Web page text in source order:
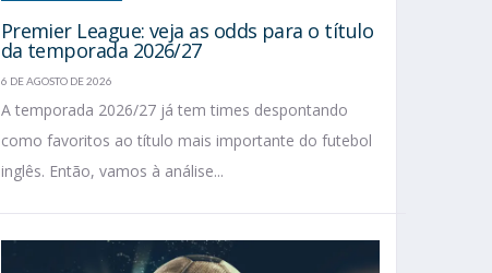
Premier League: veja as odds para o título
da temporada 2026/27
6 DE AGOSTO DE 2026
A temporada 2026/27 já tem times despontando
como favoritos ao título mais importante do futebol
inglês. Então, vamos à análise...